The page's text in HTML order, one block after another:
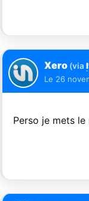
Xero (via
Le 26
Perso je mets